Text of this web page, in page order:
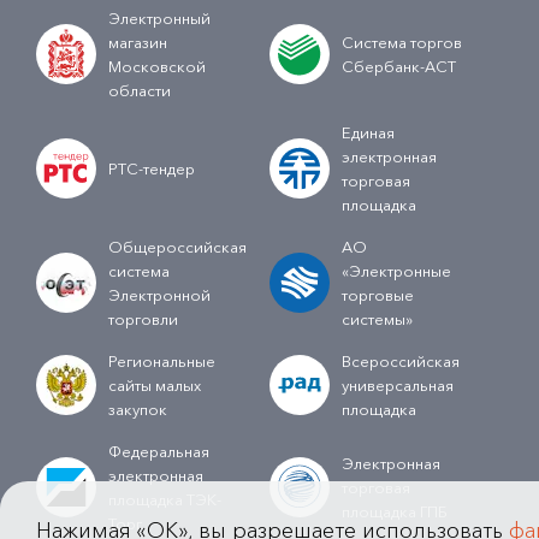
Электронный
магазин
Московской
области
Система торгов
Сбербанк-АСТ
РТС-тендер
Единая
электронная
торговая
площадка
Общероссийская
система
Электронной
торговли
АО
«Электронные
торговые
системы»
Региональные
сайты малых
закупок
Всероссийская
универсальная
площадка
Федеральная
электронная
Торг
Электронная
торговая
Нажимая «OK», вы разрешаете использовать